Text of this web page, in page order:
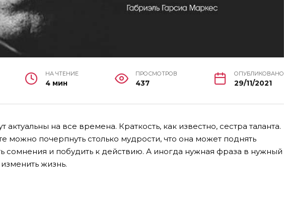
НА ЧТЕНИЕ
4 мин
ПРОСМОТРОВ
437
ОПУБЛИКОВАНО
29/11/2021
актуальны на все времена. Краткость, как известно, сестра таланта.
можно почерпнуть столько мудрости, что она может поднять
сомнения и побудить к действию. А иногда нужная фраза в нужный
жизнь.